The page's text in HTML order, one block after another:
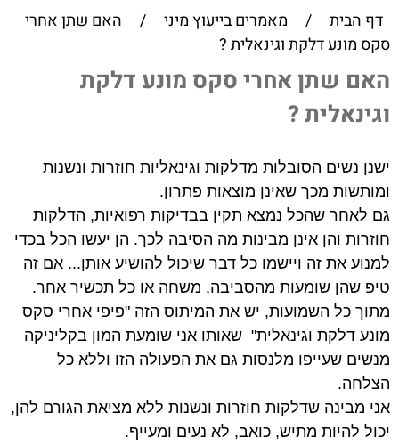
דף הבית / מאמרים בייעוץ מיני /
האם שתן אחרי
סקס מונע דלקת וגינאלית ?
האם שתן אחרי סקס מונע דלקת
וגינאלית ?
ישנן נשים הסובלות מדלקות וגינאליות חוזרות ונשנות
ומותשות מכך שאינן מוצאות פתרון.
גם לאחר שהכל נמצא תקין בבדיקות רפואיות, הדלקות
חוזרות והן אינן מבינות מה הסיבה לכך. הן יעשו הכל בכדי
למנוע את זה ויישמו כל דבר שיכול להושיע אותן... אם זה
טיפ שהן שומעות מהסביבה, משחה או כל תכשיר אחר.
מתוך כל השמועות, יש את המיתוס הזה "פיפי אחרי סקס
מונע דלקת וגינאלית" שאותו אני שומעת המון בקליניקה
מנשים שעייפו מלנסות גם את הפעולה הזו וללא כל
הצלחה.
אני מבינה שדלקות חוזרות ונשנות ללא מציאת הגורם להן,
יכול להיות מתיש, כואב, לא נעים ומעייף.